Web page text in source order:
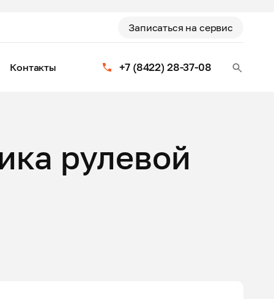
Записаться на сервис
+7 (8422) 28-37-08
Контакты
рулевой